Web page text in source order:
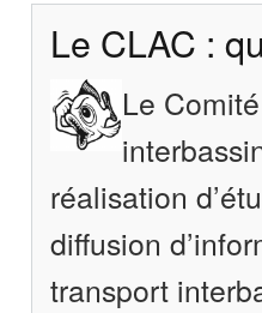
Le CLAC :
Le
réalisation
diffusion
transport